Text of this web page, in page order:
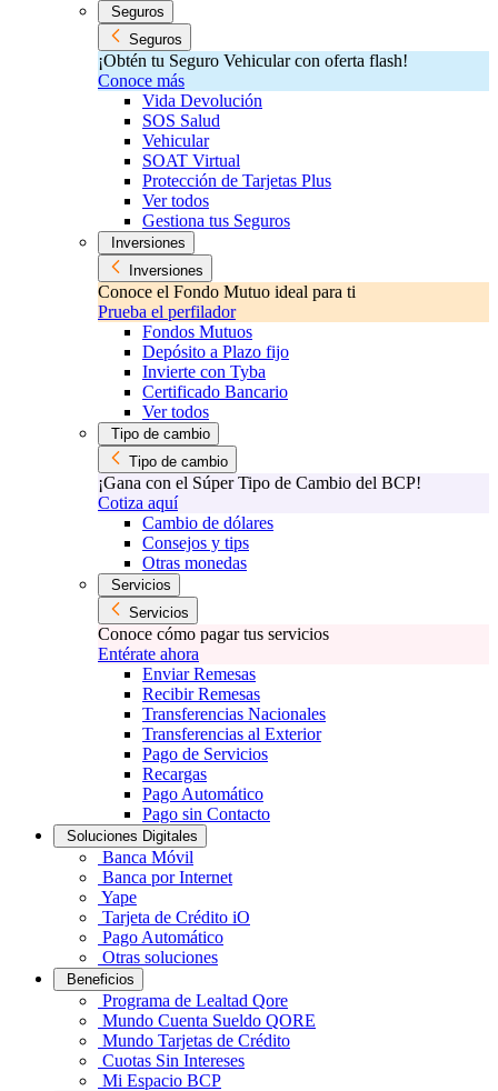
Seguros
Seguros
¡Obtén tu Seguro Vehicular con oferta flash!
Conoce más
Vida Devolución
SOS Salud
Vehicular
SOAT Virtual
Protección de Tarjetas Plus
Ver todos
Gestiona tus Seguros
Inversiones
Inversiones
Conoce el Fondo Mutuo ideal para ti
Prueba el perfilador
Fondos Mutuos
Depósito a Plazo fijo
Invierte con Tyba
Certificado Bancario
Ver todos
Tipo de cambio
Tipo de cambio
¡Gana con el Súper Tipo de Cambio del BCP!
Cotiza aquí
Cambio de dólares
Consejos y tips
Otras monedas
Servicios
Servicios
Conoce cómo pagar tus servicios
Entérate ahora
Enviar Remesas
Recibir Remesas
Transferencias Nacionales
Transferencias al Exterior
Pago de Servicios
Recargas
Pago Automático
Pago sin Contacto
Soluciones Digitales
Banca Móvil
Banca por Internet
Yape
Tarjeta de Crédito iO
Pago Automático
Otras soluciones
Beneficios
Programa de Lealtad Qore
Mundo Cuenta Sueldo QORE
Mundo Tarjetas de Crédito
Cuotas Sin Intereses
Mi Espacio BCP